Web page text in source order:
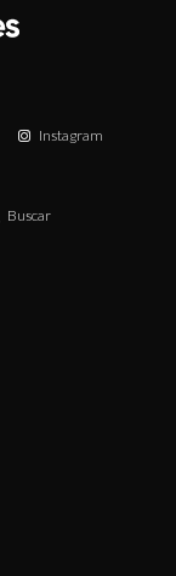
Instagram
Buscar